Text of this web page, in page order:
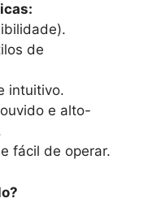
de
intuitivo.
e alto-
fácil de operar.